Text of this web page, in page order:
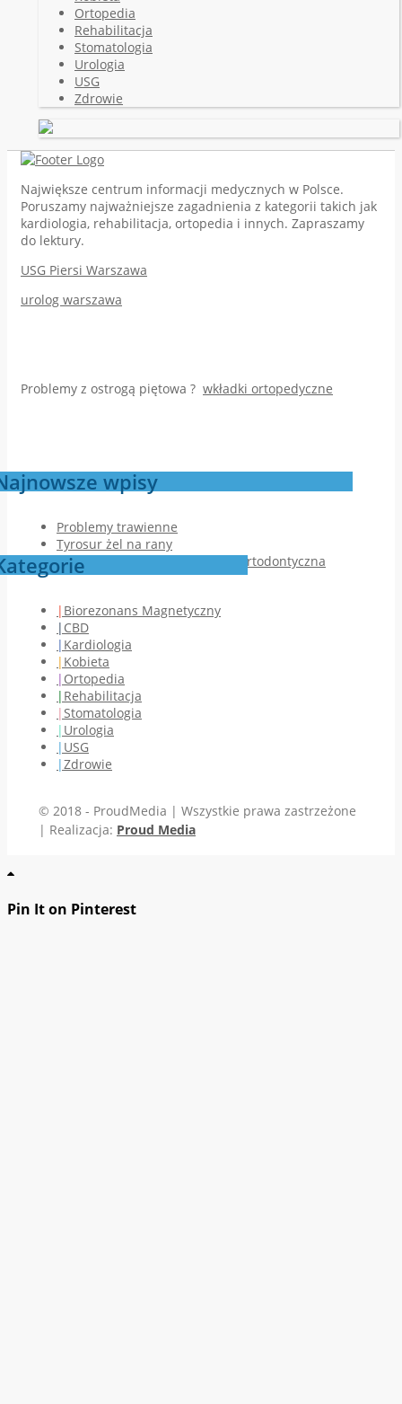
Ortopedia
Rehabilitacja
Stomatologia
Urologia
USG
Zdrowie
Największe centrum informacji medycznych w Polsce.
Poruszamy najważniejsze zagadnienia z kategorii takich jak
kardiologia, rehabilitacja, ortopedia i innych. Zapraszamy
do lektury.
USG Piersi Warszawa
urolog warszawa
Problemy z ostrogą piętowa ? wkładki ortopedyczne
wpisy
Problemy trawienne
Tyrosur żel na rany
Jak przebiega pierwsza wizyta ortodontyczna
Biorezonans Magnetyczny
CBD
Kardiologia
Kobieta
Ortopedia
Rehabilitacja
Stomatologia
Urologia
USG
Zdrowie
© 2018 - ProudMedia | Wszystkie prawa zastrzeżone
| Realizacja: Proud Media
Pin It on Pinterest